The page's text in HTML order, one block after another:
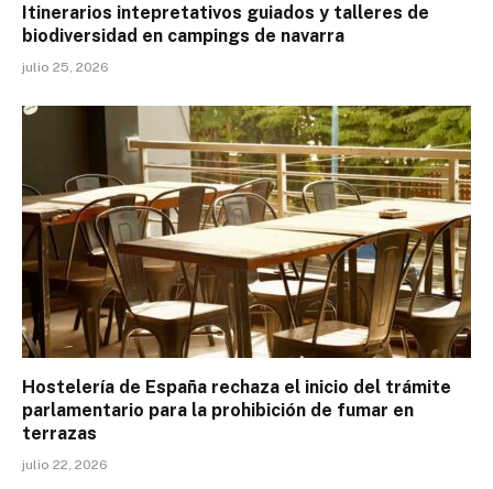
Itinerarios intepretativos guiados y talleres de
biodiversidad en campings de navarra
julio 25, 2026
Hostelería de España rechaza el inicio del trámite
parlamentario para la prohibición de fumar en
terrazas
julio 22, 2026